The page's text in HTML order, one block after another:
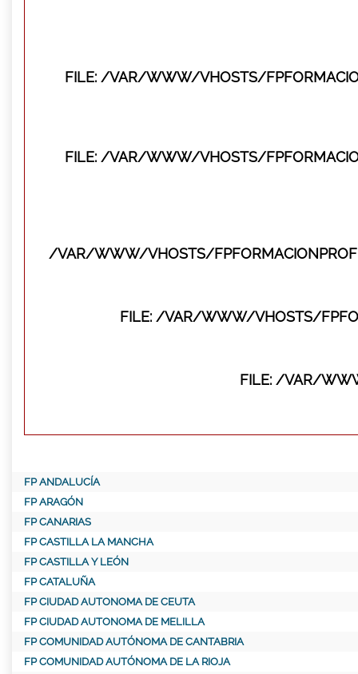
FILE: /VAR/WWW/VHOSTS/
FILE: /VAR/WWW/VHOSTS/
/VAR/WWW/VHOSTS/
FILE: /VAR/WWW/VHOSTS/
FILE: /VAR/
FP ANDALUCÍA
FP ARAGÓN
FP CANARIAS
FP CASTILLA LA MANCHA
FP CASTILLA Y LEÓN
FP CATALUÑA
FP CIUDAD AUTONOMA DE CEUTA
FP CIUDAD AUTONOMA DE MELILLA
FP COMUNIDAD AUTÓNOMA DE CANTABRIA
FP COMUNIDAD AUTÓNOMA DE LA RIOJA